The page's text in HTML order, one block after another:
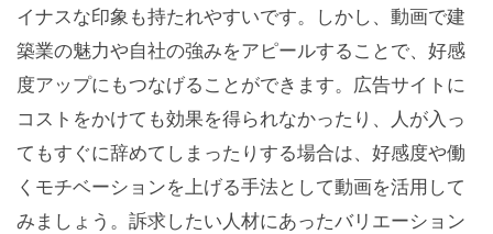
イナスな印象も持たれやすいです。しかし、動画で建
築業の魅力や自社の強みをアピールすることで、好感
度アップにもつなげることができます。広告サイトに
コストをかけても効果を得られなかったり、人が入っ
てもすぐに辞めてしまったりする場合は、好感度や働
くモチベーションを上げる手法として動画を活用して
みましょう。訴求したい人材にあったバリエーション